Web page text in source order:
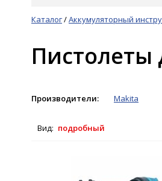
Каталог/Аккумуляторный
Пистолеты
Производители: Makita
Вид: подробный